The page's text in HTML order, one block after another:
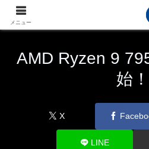
パソコンショップSEVEN
パーツ
AMD Ryzen 9
始！
X
LINE
メニュー